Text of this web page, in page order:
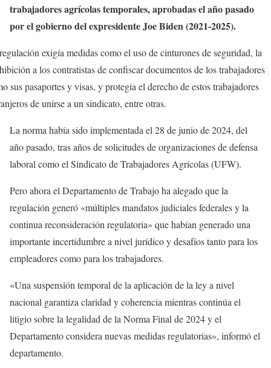
trabajadores agrícolas temporales, aprobadas el año pasado
por el gobierno del expresidente Joe Biden (2021-2025).
exigía medidas como el uso de cinturones de seguridad, la
a los contratistas de confiscar documentos de los trabajadores
sus pasaportes y visas, y protegía el derecho de estos trabajadores
de unirse a un sindicato, entre otras.
La norma había sido implementada el 28 de junio de 2024, del
año pasado, tras años de solicitudes de organizaciones de defensa
laboral como el Sindicato de Trabajadores Agrícolas (UFW).
Pero ahora el Departamento de Trabajo ha alegado que la
regulación generó «múltiples mandatos judiciales federales y la
continua reconsideración regulatoria» que habían generado una
importante incertidumbre a nivel jurídico y desafíos tanto para los
empleadores como para los trabajadores.
«Una suspensión temporal de la aplicación de la ley a nivel
nacional garantiza claridad y coherencia mientras continúa el
litigio sobre la legalidad de la Norma Final de 2024 y el
Departamento considera nuevas medidas regulatorias», informó el
departamento.